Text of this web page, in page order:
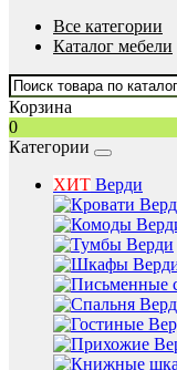
Все категории
Каталог мебели
Корзина
0
Категории
ХИТ Верди